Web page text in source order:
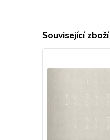
Související zboží